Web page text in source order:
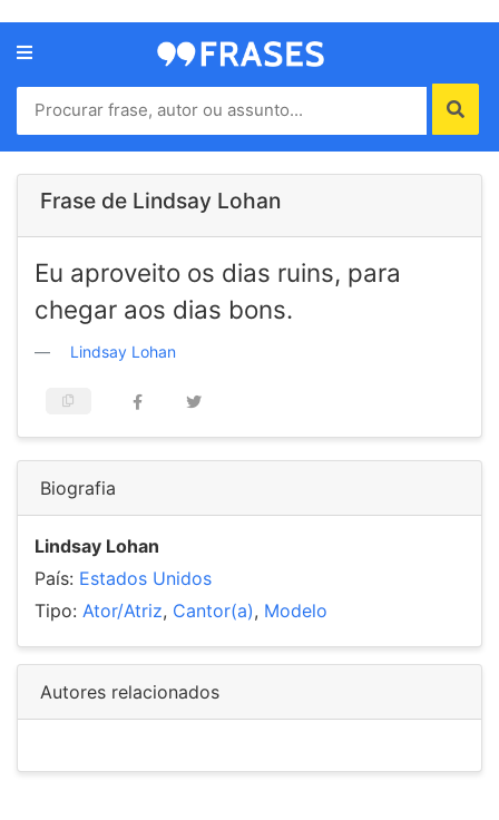
Menu
Home
Autores
de
Frase de Lindsay Lohan
Eu aproveito os dias ruins, para
chegar aos dias bons.
Lindsay Lohan
Biografia
Lindsay Lohan
País: Estados Unidos
Tipo: Ator/Atriz, Cantor(a), Modelo
Autores relacionados